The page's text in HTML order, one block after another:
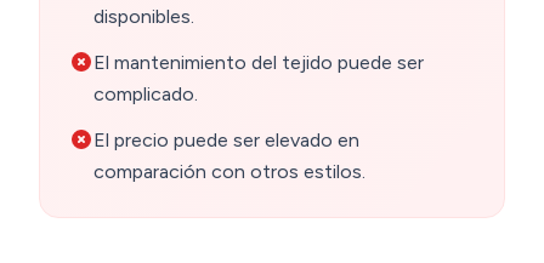
disponibles.
El mantenimiento del tejido puede ser
complicado.
El precio puede ser elevado en
comparación con otros estilos.